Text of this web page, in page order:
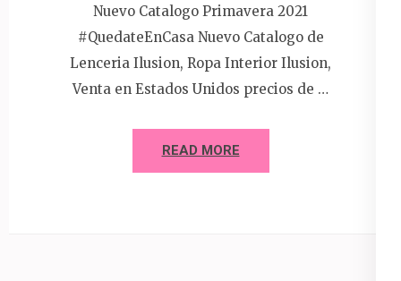
Nuevo Catalogo Primavera 2021
#QuedateEnCasa Nuevo Catalogo de
Lenceria Ilusion, Ropa Interior Ilusion,
Venta en Estados Unidos precios de …
READ MORE